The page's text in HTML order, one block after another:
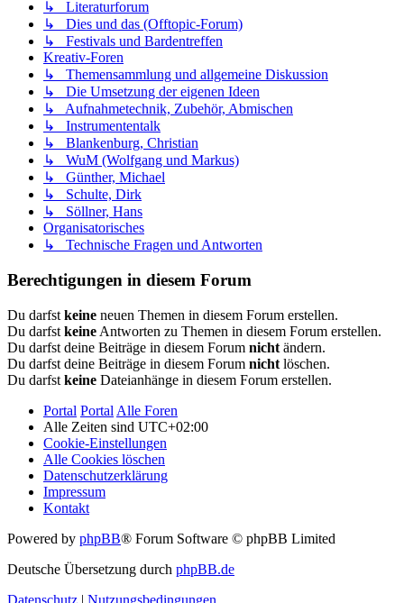
↳ Literaturforum
↳ Dies und das (Offtopic-Forum)
↳ Festivals und Bardentreffen
Kreativ-Foren
↳ Themensammlung und allgemeine Diskussion
↳ Die Umsetzung der eigenen Ideen
↳ Aufnahmetechnik, Zubehör, Abmischen
↳ Instrumententalk
↳ Blankenburg, Christian
↳ WuM (Wolfgang und Markus)
↳ Günther, Michael
↳ Schulte, Dirk
↳ Söllner, Hans
Organisatorisches
↳ Technische Fragen und Antworten
Berechtigungen in diesem Forum
Du darfst keine neuen Themen in diesem Forum erstellen.
Du darfst keine Antworten zu Themen in diesem Forum erstellen.
Du darfst deine Beiträge in diesem Forum nicht ändern.
Du darfst deine Beiträge in diesem Forum nicht löschen.
Du darfst keine Dateianhänge in diesem Forum erstellen.
Portal Portal Alle Foren
Alle Zeiten sind UTC+02:00
Cookie-Einstellungen
Alle Cookies löschen
Datenschutzerklärung
Impressum
Kontakt
Powered by phpBB® Forum Software © phpBB Limited
Deutsche Übersetzung durch phpBB.de
Datenschutz | Nutzungsbedingungen